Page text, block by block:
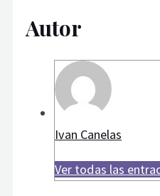
Autor
Ivan Canelas
Ver todas las